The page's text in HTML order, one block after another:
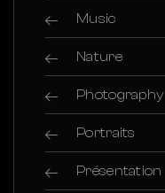
Music
Nature
Photography
Portraits
Présentation